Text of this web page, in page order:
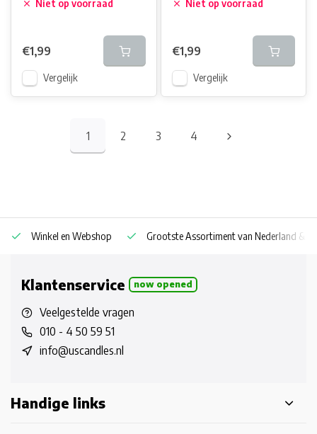
Niet op voorraad
€1,99
Vergelijk
Niet op voorraad
€1,99
Vergelijk
1 2 3 4
Winkel en Webshop Grootste Assortiment van Nederland &
Klantenservice now opened
Veelgestelde vragen
010 - 4 50 59 51
info@uscandles.nl
Handige links